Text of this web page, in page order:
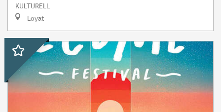
KULTURELL
Loyat